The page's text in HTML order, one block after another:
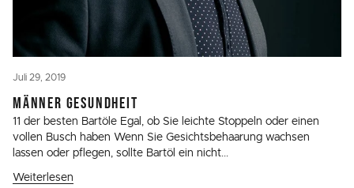
Juli 29, 2019
MÄNNER GESUNDHEIT
11 der besten Bartöle Egal, ob Sie leichte Stoppeln oder einen
vollen Busch haben Wenn Sie Gesichtsbehaarung wachsen
lassen oder pflegen, sollte Bartöl ein nicht...
Weiterlesen